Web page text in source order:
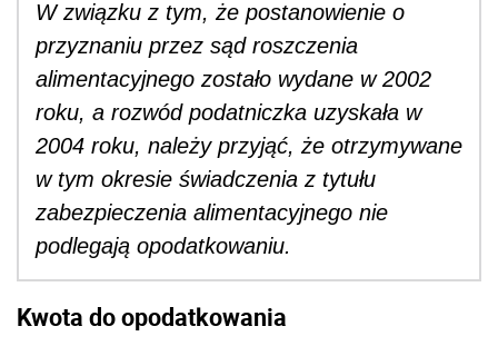
W związku z tym, że postanowienie o
przyznaniu przez sąd roszczenia
alimentacyjnego zostało wydane w 2002
roku, a rozwód podatniczka uzyskała w
2004 roku, należy przyjąć, że otrzymywane
w tym okresie świadczenia z tytułu
zabezpieczenia alimentacyjnego nie
podlegają opodatkowaniu.
Kwota do opodatkowania